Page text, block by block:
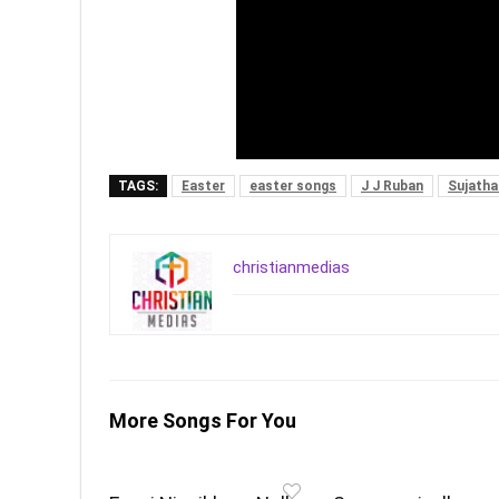
TAGS: Easter easter songs J J Ruban
christianmedias
More Songs For You